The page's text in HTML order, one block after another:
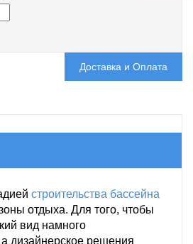
Доставка и Оплата
строительства бассейна
отдыха. Для того, чтобы
вид намного
дизайнерское решения